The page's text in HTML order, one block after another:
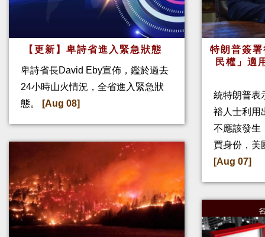
【更新】卑詩省進入緊急狀態
卑詩省長David Eby宣佈，鑑於過去
24小時山火情況，全省進入緊急狀
態。
[Aug 08]
特朗普簽
民權」適
統特朗普表
裕人士利用
不應該發生
買身份，美
[Aug 07]